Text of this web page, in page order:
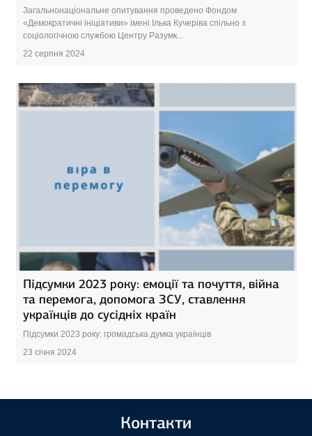
Загальнонаціональне опитування проведено Фондом
«Демократичні ініціативи» імені Ілька Кучеріва спільно з
соціологічною службою Центру Разумк...
22 серпня 2024
Підсумки 2023 року: емоції та почуття, війна
та перемога, допомога ЗСУ, ставлення
українців до сусідніх країн
Підсумки 2023 року: громадська думка українців
23 січня 2024
Контакти